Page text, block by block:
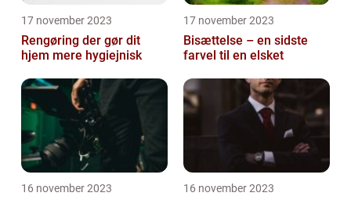
17 november 2023
Rengøring der gør dit
hjem mere hygiejnisk
17 november 2023
Bisættelse – en sidste
farvel til en elsket
16 november 2023 16 november 2023